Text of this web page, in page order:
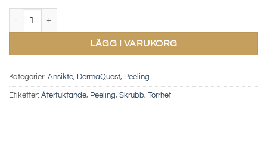
LÄGG I VARUKORG
Kategorier: Ansikte, DermaQuest, Peeling
Etiketter: Återfuktande, Peeling, Skrubb, Torrhet